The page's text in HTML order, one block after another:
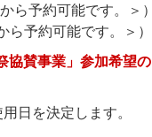
ら予約可能です。＞）
予約可能です。＞）
協賛事業」参加希望の
日を決定します。